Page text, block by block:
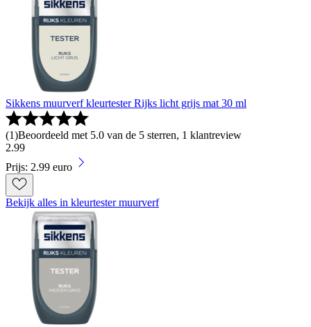
Sikkens muurverf kleurtester Rijks licht grijs mat 30 ml
(1)Beoordeeld met 5.0 van de 5 sterren, 1 klantreview
2.99
Prijs: 2.99 euro
Bekijk alles in kleurtester muurverf